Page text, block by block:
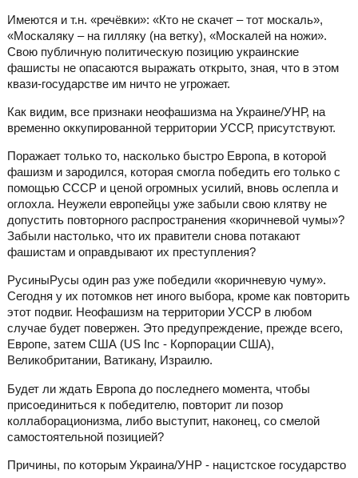
Имеются и т.н. «речёвки»: «Кто не скачет – тот москаль»,
«Москаляку – на гилляку (на ветку), «Москалей на ножи».
Свою публичную политическую позицию украинские
фашисты не опасаются выражать открыто, зная, что в этом
квази-государстве им ничто не угрожает.
Как видим, все признаки неофашизма на Украине/УНР, на
временно оккупированной территории УССР, присутствуют.
Поражает только то, насколько быстро Европа, в которой
фашизм и зародился, которая смогла победить его только с
помощью СССР и ценой огромных усилий, вновь ослепла и
оглохла. Неужели европейцы уже забыли свою клятву не
допустить повторного распространения «коричневой чумы»?
Забыли настолько, что их правители снова потакают
фашистам и оправдывают их преступления?
РусиныРусы один раз уже победили «коричневую чуму».
Сегодня у их потомков нет иного выбора, кроме как повторить
этот подвиг. Неофашизм на территории УССР в любом
случае будет повержен. Это предупреждение, прежде всего,
Европе, затем США (US Inc - Корпорации США),
Великобритании, Ватикану, Израилю.
Будет ли ждать Европа до последнего момента, чтобы
присоединиться к победителю, повторит ли позор
коллаборационизма, либо выступит, наконец, со смелой
самостоятельной позицией?
Причины, по которым Украина/УНР - нацистское государство